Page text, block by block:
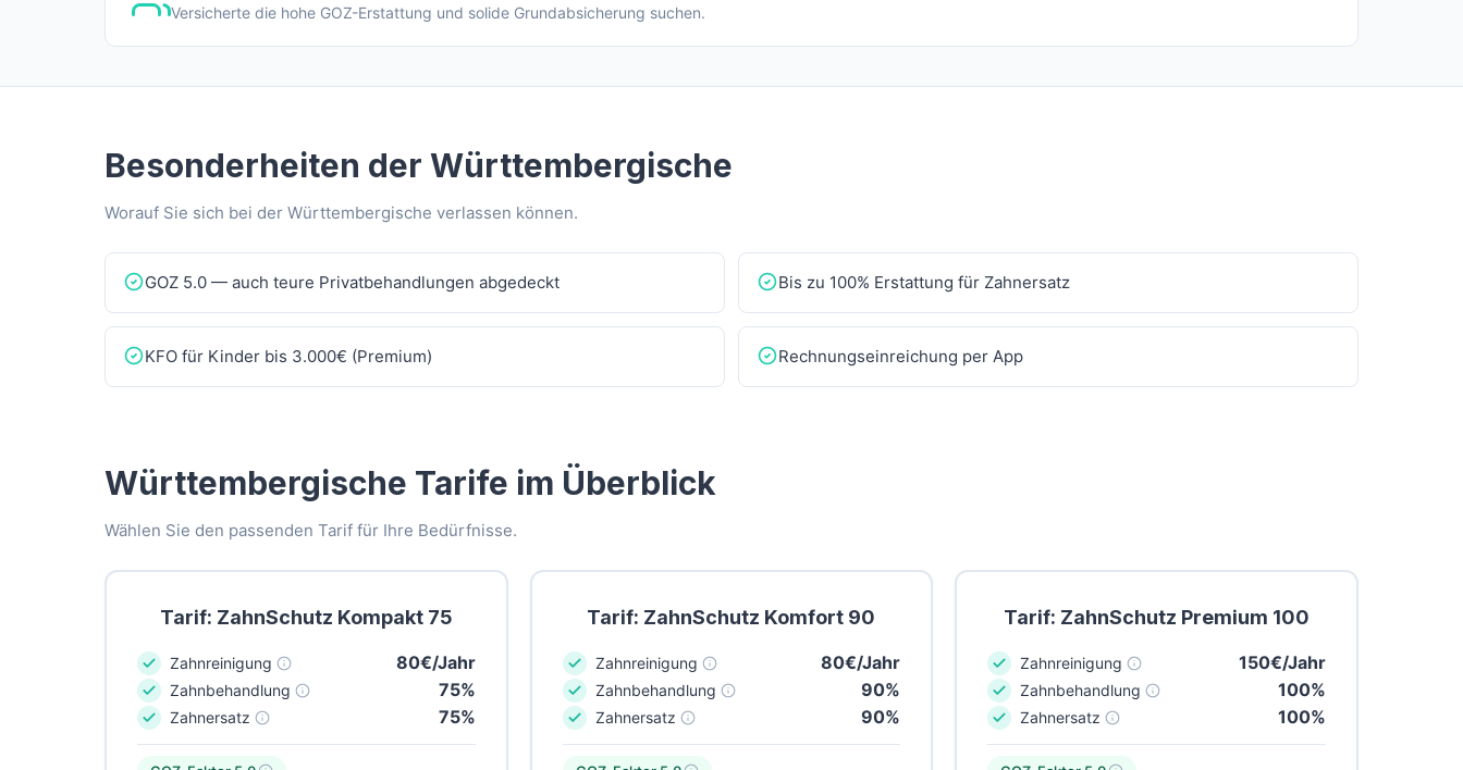
Versicherte die hohe GOZ-Erstattung und solide Grundabsicherung suchen.
Besonderheiten der Württembergische
Worauf Sie sich bei der Württembergische verlassen können.
GOZ 5.0 — auch teure Privatbehandlungen abgedeckt Bis zu 100% Erstattung für Zahnersatz
KFO für Kinder bis 3.000€ (Premium) Rechnungseinreichung per App
Württembergische Tarife im Überblick
Wählen Sie den passenden Tarif für Ihre Bedürfnisse.
Tarif: ZahnSchutz Kompakt 75
Zahnreinigung 80€/Jahr
Zahnbehandlung 75%
Zahnersatz 75%
Tarif: ZahnSchutz Komfort 90
Zahnreinigung 80€/Jahr
Zahnbehandlung 90%
Zahnersatz 90%
Tarif: ZahnSchutz Premium 100
Zahnreinigung 150€/Jahr
Zahnbehandlung 100%
Zahnersatz 100%